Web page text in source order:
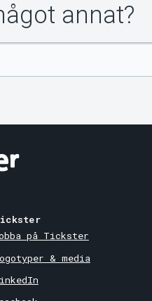
annat?
på Tickster
& media